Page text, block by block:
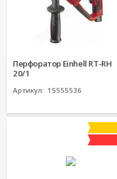
Перфоратор Einhell RT-RH
20/1
Артикул: 15555536